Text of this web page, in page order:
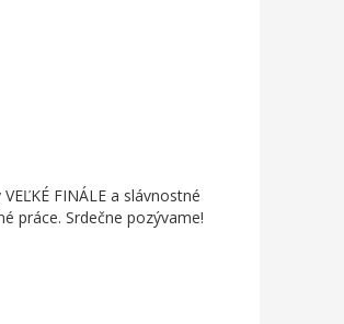
FINÁLE a slávnostné
práce. Srdečne pozývame!